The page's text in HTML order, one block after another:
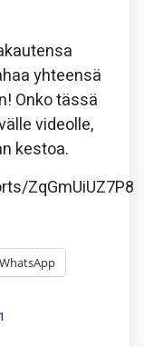
yhteensä
Onko tässä
videolle,
kestoa.
ZqGmUiUZ7P8
WhatsApp
1